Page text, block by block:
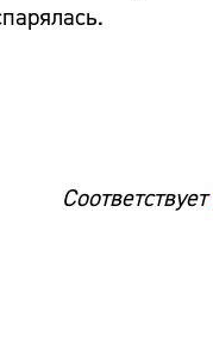
Соответствует